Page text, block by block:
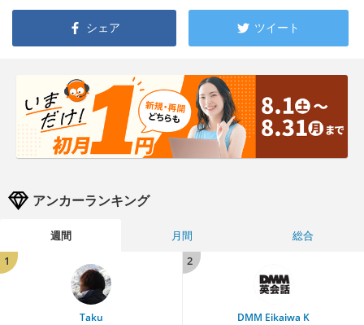
シェア ツイート
アンカーランキング
週間 月間
総合
1
Taku
2
DMM Eikaiwa K